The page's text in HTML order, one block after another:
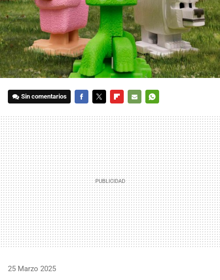
Sin comentarios
MAIL
25 Marzo 2025